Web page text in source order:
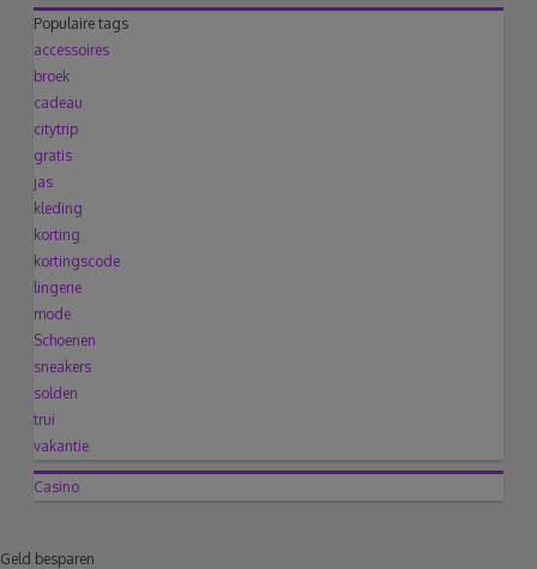
Populaire tags
accessoires
broek
cadeau
citytrip
gratis
jas
kleding
korting
kortingscode
lingerie
mode
Schoenen
sneakers
solden
trui
vakantie
Casino
Geld besparen